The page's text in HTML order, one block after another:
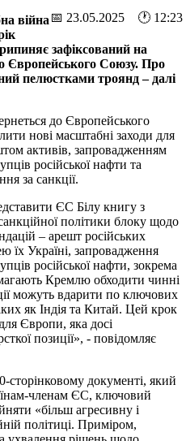
📅 23.05.2025 🕐 12:23
війна
зафіксований на
Європейського Союзу. Про
пелюстками троянд – далі
до Європейського
нові масштабні заходи для
активів, запровадженням
російської нафти та
за санкції.
ЄС Білу книгу з
політики блоку щодо
– арешт російських
їх Україні, запровадження
російської нафти, зокрема
Кремлю обходити чинні
можуть вдарити по ключових
як Індія та Китай. Цей крок
Європи, яка досі
позиції», - повідомляє
сторінковому документі, який
членам ЄС, ключовий
«більш агресивну і
політиці. Приміром,